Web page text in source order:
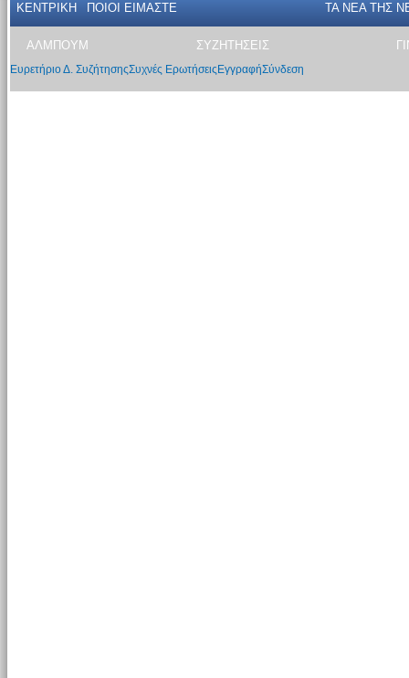
ΚΕΝΤΡΙΚΗ ΠΟΙΟΙ ΕΙΜΑΣΤΕ ΤΑ ΝΕΑ THΣ
ΑΛΜΠΟΥΜ ΣΥΖΗΤΗΣΕΙΣ
Ευρετήριο Δ. ΣυζήτησηςΣυχνές Ερωτήσεις ΕγγραφήΣύνδεση